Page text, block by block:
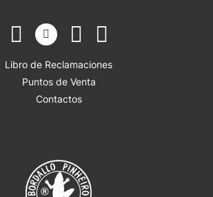
Libro de Reclamaciones
Puntos de Venta
Contactos